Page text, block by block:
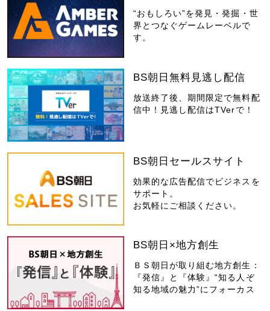
“おもしろい”を発見・発掘・世
界とつなぐゲームレーベルで
す。
BS朝日無料見逃し配信
放送終了後、期間限定で無料配
信中！見逃し配信はTVerで！
BS朝日セールスサイト
効果的な広告配信でビジネスを
サポート。
お気軽にご相談ください。
BS朝日×地方創生
ＢＳ朝日が取り組む地方創生：
『発信』と『体験』“知る人ぞ
知る地域の魅力”にフォーカス